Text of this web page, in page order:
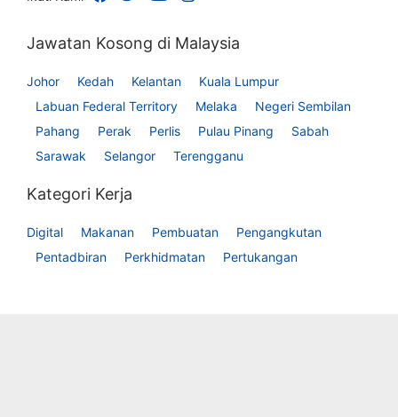
Jawatan Kosong di Malaysia
Johor Kedah Kelantan
Kuala Lumpur
Labuan Federal Territory
Melaka
Negeri Sembilan
Pahang
Perak Perlis Pulau Pinang
Sabah
Sarawak
Selangor Terengganu
Kategori Kerja
Digital Makanan Pembuatan
Pengangkutan
Pentadbiran
Perkhidmatan Pertukangan